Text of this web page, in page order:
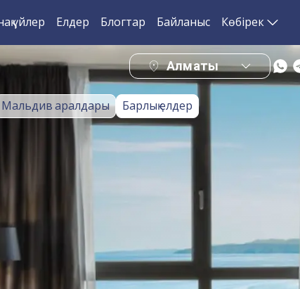
үйлер Елдер Блогтар Байланыс Көбірек
Алматы
Мальдив аралдары Барлық елдер